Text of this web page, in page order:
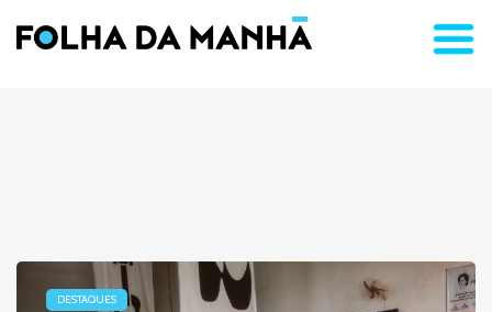
DESTAQUES